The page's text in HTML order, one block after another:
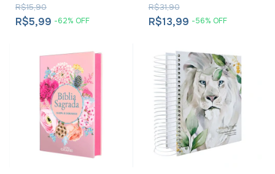
R$5,99 -62% OFF
R$15,90
R$13,99 -56% OFF
R$31,90